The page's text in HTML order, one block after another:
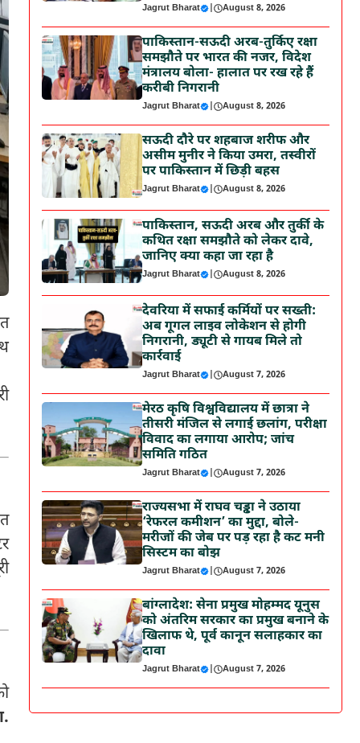
Jagrut Bharat | August 8, 2026
पाकिस्तान-सऊदी अरब-तुर्किए रक्षा
समझौते पर भारत की नजर, विदेश
मंत्रालय बोला- हालात पर रख रहे हैं
करीबी निगरानी
Jagrut Bharat | August 8, 2026
सऊदी दौरे पर शहबाज शरीफ और
असीम मुनीर ने किया उमरा, तस्वीरों
पर पाकिस्तान में छिड़ी बहस
Jagrut Bharat | August 8, 2026
पाकिस्तान, सऊदी अरब और तुर्की के
कथित रक्षा समझौते को लेकर दावे,
जानिए क्या कहा जा रहा है
Jagrut Bharat | August 8, 2026
देवरिया में सफाई कर्मियों पर सख्ती:
अब गूगल लाइव लोकेशन से होगी
निगरानी, ड्यूटी से गायब मिले तो
कार्रवाई
Jagrut Bharat | August 7, 2026
मेरठ कृषि विश्वविद्यालय में छात्रा ने
तीसरी मंजिल से लगाई छलांग, परीक्षा
विवाद का लगाया आरोप; जांच
समिति गठित
Jagrut Bharat | August 7, 2026
राज्यसभा में राघव चड्ढा ने उठाया
‘रेफरल कमीशन’ का मुद्दा, बोले-
मरीजों की जेब पर पड़ रहा है कट मनी
सिस्टम का बोझ
Jagrut Bharat | August 7, 2026
बांग्लादेश: सेना प्रमुख मोहम्मद यूनुस
को अंतरिम सरकार का प्रमुख बनाने के
खिलाफ थे, पूर्व कानून सलाहकार का
दावा
Jagrut Bharat | August 7, 2026